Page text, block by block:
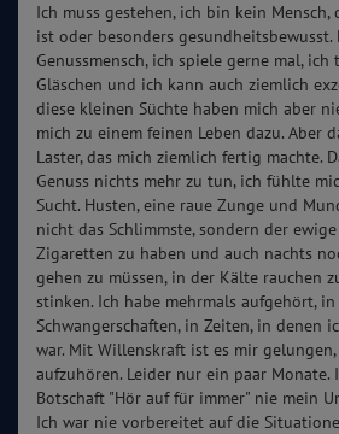
Ich muss gestehen, ich bin kein
ist oder besonders
Genussmensch, ich spiele gerne mal,
Gläschen und ich kann auch ziemlich
diese kleinen Süchte haben mich aber
mich zu einem feinen Leben dazu. Aber
Laster, das mich ziemlich fertig machte.
Genuss nichts mehr zu tun, ich fühlte
Sucht. Husten, eine raue Zunge und
nicht das Schlimmste, sondern der
Zigaretten zu haben und auch nachts
gehen zu müssen, in der Kälte rauchen
stinken. Ich habe mehrmals aufgehört, in
Schwangerschaften, in Zeiten, in denen
war. Mit Willenskraft ist es mir
aufzuhören. Leider nur ein paar
Botschaft "Hör auf für immer" nie mein
Ich war nie vorbereitet auf die